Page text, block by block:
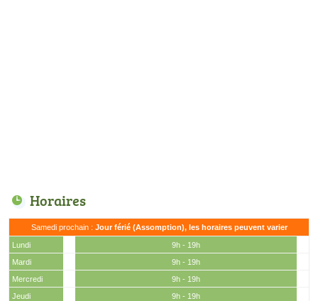
Horaires
Samedi prochain : Jour férié (Assomption), les horaires peuvent varier
Lundi
9h - 19h
Mardi
9h - 19h
Mercredi
9h - 19h
Jeudi
9h - 19h